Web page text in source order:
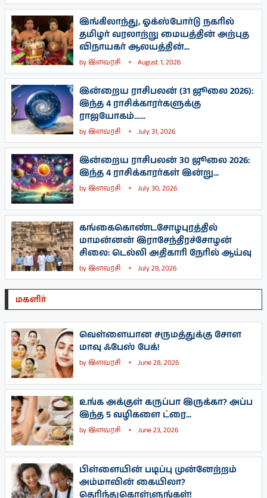
இங்கிலாந்து, ஓக்ஸ்போர்டு நகரில்
தமிழர் வரலாற்று மையத்தின் அற்புத
விநாயகர் ஆலயத்தின்...
byஇளவரசி August 1, 2026
இன்றைய ராசிபலன் (31 ஜூலை 2026):
இந்த 4 ராசிக்காரர்களுக்கு
ராஜயோகம்…...
byஇளவரசி July 31, 2026
இன்றைய ராசிபலன் 30 ஜூலை 2026:
இந்த 4 ராசிக்காரர்கள் இன்று...
byஇளவரசி July 30, 2026
கங்கைகொண்டசோழபுரத்தில்
மாமன்னன் இராசேந்திரச்சோழன்
சிலை: டெல்லி அதிகாரி நேரில் ஆய்வு
byஇளவரசி July 29, 2026
மகளிர்
வெள்ளையான சருமத்துக்கு சோள
மாவு ஃபேஸ் பேக்!
byஇளவரசி June 28, 2026
உங்க அக்குள் கருப்பா இருக்கா? அப்ப
இந்த 5 வழிகளை ட்ரை...
byஇளவரசி June 23, 2026
பிள்ளையின் படிப்பு முன்னேற்றம்
அம்மாவின் கையிலா?
தெரிந்துகொள்ளுங்கள்!